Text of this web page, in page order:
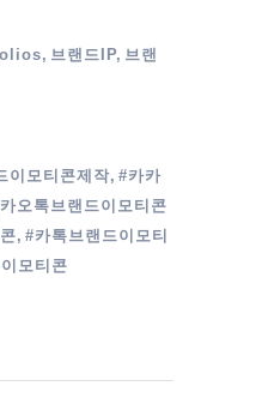
브랜드IP, 브랜
이모티콘제작, #카카
오톡브랜드이모티콘
, #카톡브랜드이모티
모티콘